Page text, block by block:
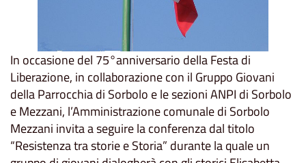
In occasione del 75°anniversario della Festa di
Liberazione, in collaborazione con il Gruppo Giovani
della Parrocchia di Sorbolo e le sezioni ANPI di Sorbolo
e Mezzani, l’Amministrazione comunale di Sorbolo
Mezzani invita a seguire la conferenza dal titolo
“Resistenza tra storie e Storia” durante la quale un